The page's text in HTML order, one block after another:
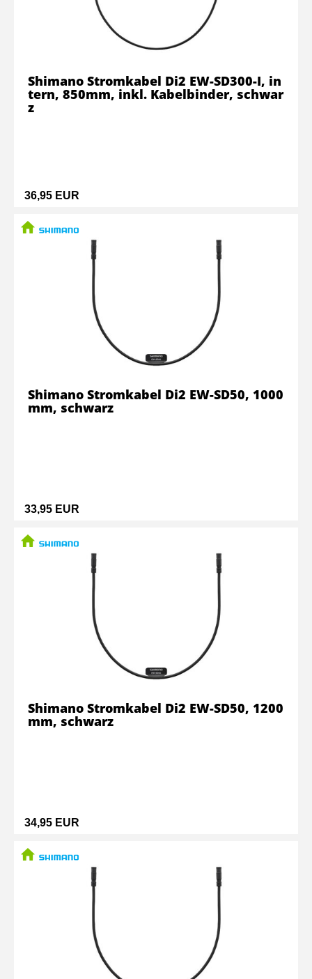
36,95 EUR
Shimano Stromkabel Di2 EW-SD300-I, in
tern, 850mm, inkl. Kabelbinder, schwar
z
33,95 EUR
Shimano Stromkabel Di2 EW-SD50, 1000
mm, schwarz
34,95 EUR
Shimano Stromkabel Di2 EW-SD50, 1200
mm, schwarz